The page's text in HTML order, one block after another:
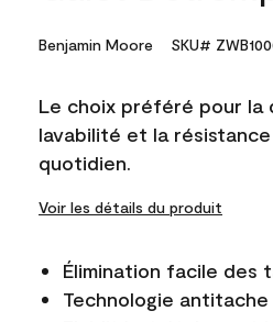
Benjamin Moore SKU#
Le choix préféré pour la
lavabilité et la résistance
quotidien.
Voir les détails du produit
Élimination facile des
Technologie antitache